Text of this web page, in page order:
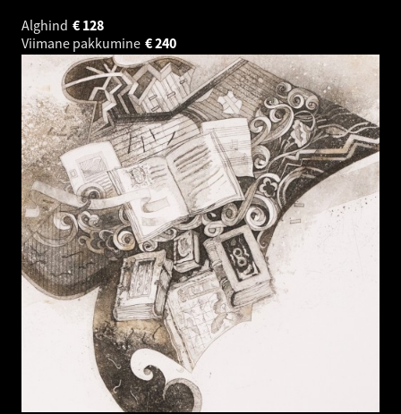
Alghind
128
€
Viimane pakkumine
240
€